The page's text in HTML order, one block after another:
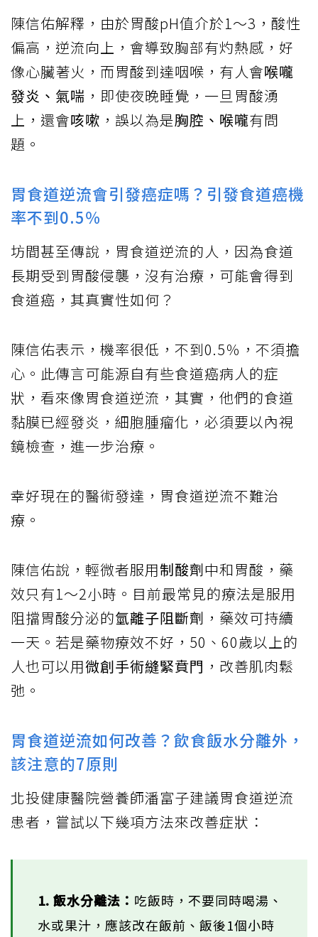
陳信佑解釋，由於胃酸pH值介於1～3，酸性
偏高，逆流向上，會導致胸部有灼熱感，好
像心臟著火，而胃酸到達咽喉，有人會喉嚨
發炎、氣喘 ，即使夜晚睡覺，一旦胃酸湧
上，還會咳嗽 ，誤以為是胸腔、喉嚨有問
題。
胃食道逆流會引發癌症嗎？引發食道癌機
率不到0.5％
坊間甚至傳說，胃食道逆流的人，因為食道
長期受到胃酸侵襲，沒有治療，可能會得到
食道癌，其真實性如何？
陳信佑表示，機率很低，不到0.5％，不須擔
心。此傳言可能源自有些食道癌病人的症
狀，看來像胃食道逆流，其實，他們的食道
黏膜已經發炎，細胞腫瘤化，必須要以內視
鏡檢查，進一步治療。
幸好現在的醫術發達，胃食道逆流不難治
療。
陳信佑說，輕微者服用制酸劑中和胃酸，藥
效只有1～2小時。目前最常見的療法是服用
阻擋胃酸分泌的氫離子阻斷劑 ，藥效可持續
一天。若是藥物療效不好，50、60歲以上的
人也可以用微創手術縫緊賁門 ，改善肌肉鬆
弛。
胃食道逆流如何改善？飲食飯水分離外，
該注意的7原則
北投健康醫院營養師潘富子建議胃食道逆流
患者，嘗試以下幾項方法來改善症狀：
1. 飯水分離法： 吃飯時，不要同時喝湯、
水或果汁，應該改在飯前、飯後1個小時